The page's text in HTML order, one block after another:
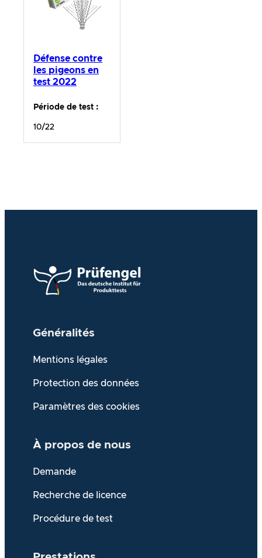
Défense contre
les pigeons en
test 2022
Période de test :
10/22
Généralités
Mentions légales
Protection des données
Paramètres des cookies
À propos de nous
Demande
Recherche de licence
Procédure de test